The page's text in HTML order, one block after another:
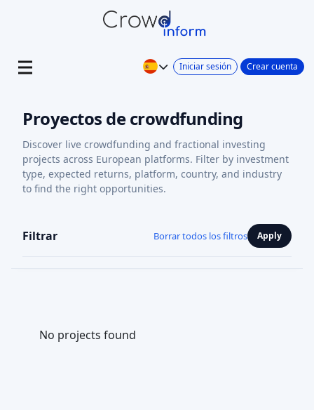
Iniciar sesión Crear cuenta
Proyectos de crowdfunding
Discover live crowdfunding and fractional investing
projects across European platforms. Filter by investment
type, expected returns, platform, country, and industry
to find the right opportunities.
Filtrar Borrar todos los filtros Apply
No projects found